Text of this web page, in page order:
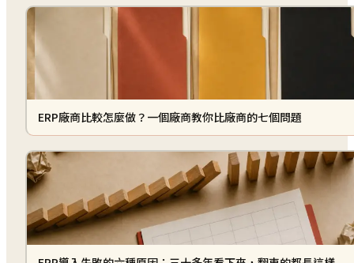
ERP廠商比較怎麼做？一個廠商教你比廠商的七個問題